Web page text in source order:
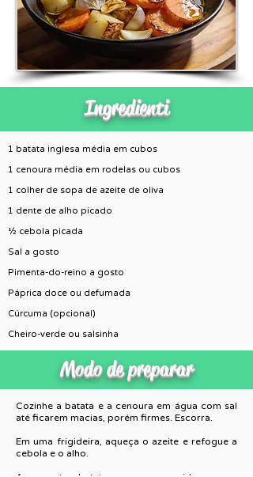
Ingredienti
1 batata inglesa média em cubos
1 cenoura média em rodelas ou cubos
1 colher de sopa de azeite de oliva
1 dente de alho picado
½ cebola picada
Sal a gosto
Pimenta-do-reino a gosto
Páprica doce ou defumada
Cúrcuma (opcional)
Cheiro-verde ou salsinha
Modo de preparar
Cozinhe a batata e a cenoura em água com sal
até ficarem macias, porém firmes. Escorra.
Em uma frigideira, aqueça o azeite e refogue a
cebola e o alho.